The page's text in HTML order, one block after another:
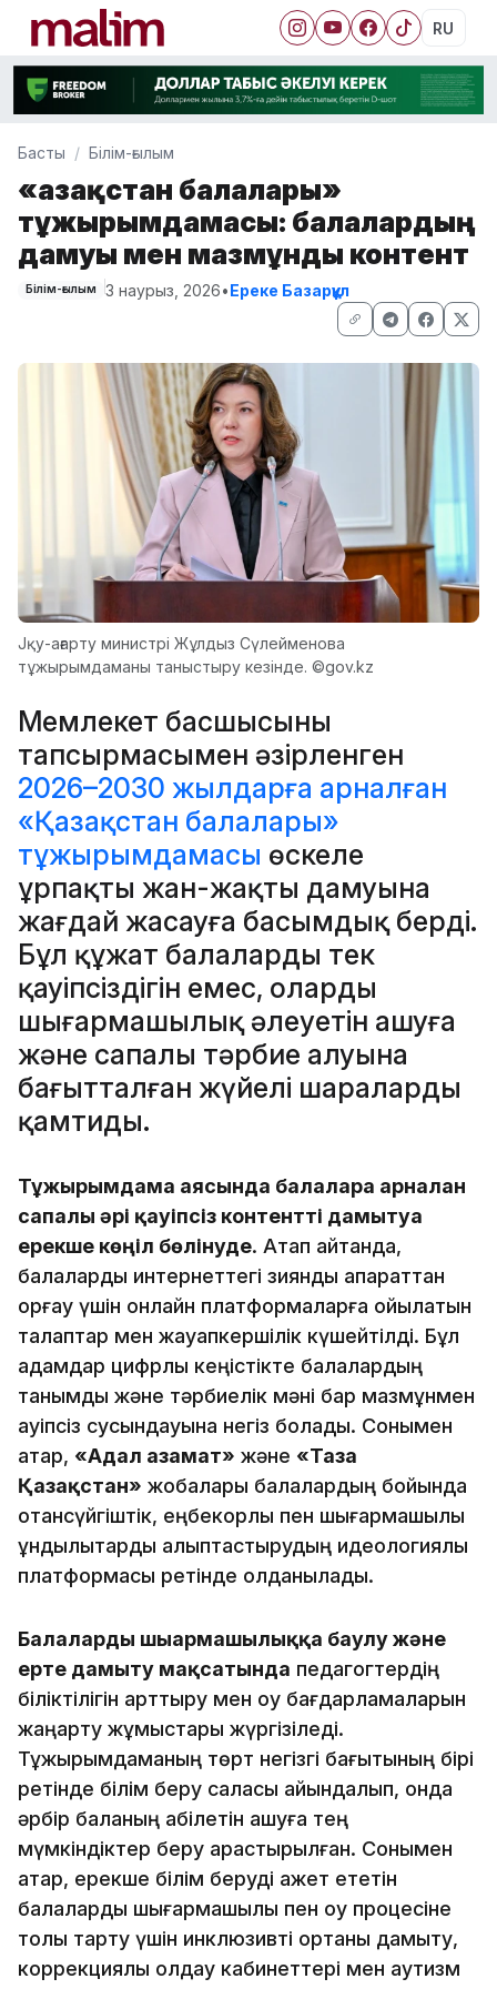
RU
Басты Білім-ғылым
«Қазақстан балалары»
тұжырымдамасы: балалардың
дамуы мен мазмұнды контент
Білім-ғылым 3 наурыз, 2026•Ереке Базарқұл
Jқу-ағарту министрі Жұлдыз Сүлейменова
тұжырымдаманы таныстыру кезінде. ©gov.kz
Мемлекет басшысының
тапсырмасымен әзірленген
2026–2030 жылдарға арналған
«Қазақстан балалары»
тұжырымдамасы өскелең
ұрпақтың жан-жақты дамуына
жағдай жасауға басымдық берді.
Бұл құжат балалардың тек
қауіпсіздігін емес, олардың
шығармашылық әлеуетін ашуға
және сапалы тәрбие алуына
бағытталған жүйелі шараларды
қамтиды.
Тұжырымдама аясында балаларға арналған
сапалы әрі қауіпсіз контентті дамытуға
ерекше көңіл бөлінуде. Атап айтқанда,
балаларды интернеттегі зиянды ақпараттан
қорғау үшін онлайн платформаларға қойылатын
талаптар мен жауапкершілік күшейтілді. Бұл
қадамдар цифрлық кеңістікте балалардың
танымдық және тәрбиелік мәні бар мазмұнмен
қауіпсіз сусындауына негіз болады. Сонымен
қатар, «Адал азамат» және «Таза
Қазақстан» жобалары балалардың бойында
отансүйгіштік, еңбекқорлық пен шығармашылық
құндылықтарды қалыптастырудың идеологиялық
платформасы ретінде қолданылады.
Балаларды шығармашылыққа баулу және
ерте дамыту мақсатында педагогтердің
біліктілігін арттыру мен оқу бағдарламаларын
жаңарту жұмыстары жүргізіледі.
Тұжырымдаманың төрт негізгі бағытының бірі
ретінде білім беру саласы айқындалып, онда
әрбір баланың қабілетін ашуға тең
мүмкіндіктер беру қарастырылған. Сонымен
қатар, ерекше білім беруді қажет ететін
балаларды шығармашылық пен оқу процесіне
толық тарту үшін инклюзивті ортаны дамыту,
коррекциялық қолдау кабинеттері мен аутизм